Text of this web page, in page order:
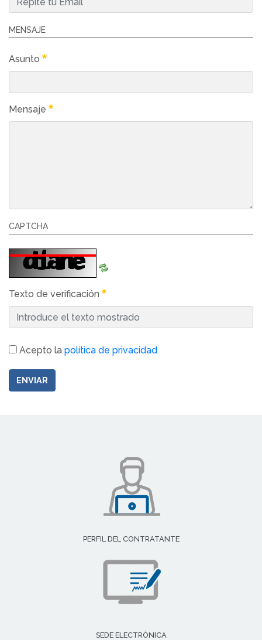
MENSAJE
Asunto
Mensaje
CAPTCHA
Texto de verificación
Acepto la política de privacidad
ENVIAR
PERFIL DEL CONTRATANTE
SEDE ELECTRÓNICA